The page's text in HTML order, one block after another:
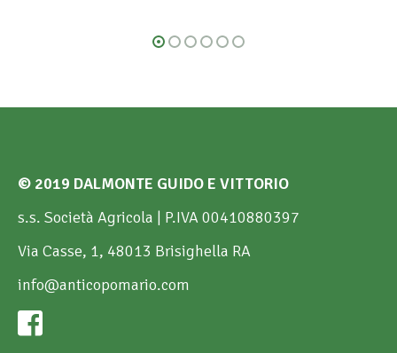
© 2019 DALMONTE GUIDO E VITTORIO
s.s. Società Agricola | P.IVA 00410880397
Via Casse, 1, 48013 Brisighella RA
info@anticopomario.com